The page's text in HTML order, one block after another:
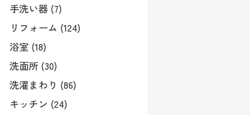
手洗い器 (7)
リフォーム (124)
浴室 (18)
洗面所 (30)
洗濯まわり (86)
キッチン (24)